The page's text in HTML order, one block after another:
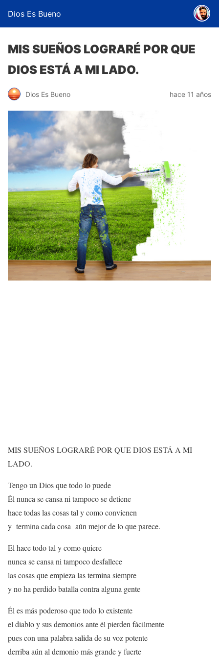
Dios Es Bueno
MIS SUEÑOS LOGRARÉ POR QUE
DIOS ESTÁ A MI LADO.
Dios Es Bueno hace 11 años
MIS SUEÑOS LOGRARÉ POR QUE DIOS ESTÁ A MI
LADO.
Tengo un Dios que todo lo puede
Él nunca se cansa ni tampoco se detiene
hace todas las cosas tal y como convienen
y termina cada cosa aún mejor de lo que parece.
El hace todo tal y como quiere
nunca se cansa ni tampoco desfallece
las cosas que empieza las termina siempre
y no ha perdido batalla contra alguna gente
Él es más poderoso que todo lo existente
el diablo y sus demonios ante él pierden fácilmente
pues con una palabra salida de su voz potente
derriba aún al demonio más grande y fuerte